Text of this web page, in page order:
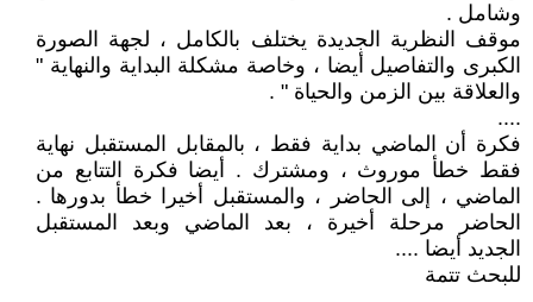
وشامل .
موقف النظرية الجديدة يختلف بالكامل ، لجهة الصورة
الكبرى والتفاصيل أيضا ، وخاصة مشكلة البداية والنهاية "
والعلاقة بين الزمن والحياة " .
....
فكرة أن الماضي بداية فقط ، بالمقابل المستقبل نهاية
فقط خطأ موروث ، ومشترك . أيضا فكرة التتابع من
الماضي ، إلى الحاضر ، والمستقبل أخيرا خطأ بدورها .
الحاضر مرحلة أخيرة ، بعد الماضي وبعد المستقبل
الجديد أيضا ....
للبحث تتمة